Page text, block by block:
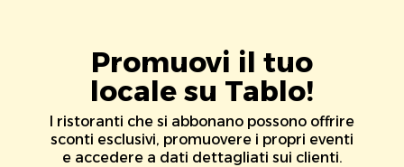
Promuovi il tuo
locale su Tablo!
I ristoranti che si abbonano possono offrire
sconti esclusivi, promuovere i propri eventi
e accedere a dati dettagliati sui clienti.